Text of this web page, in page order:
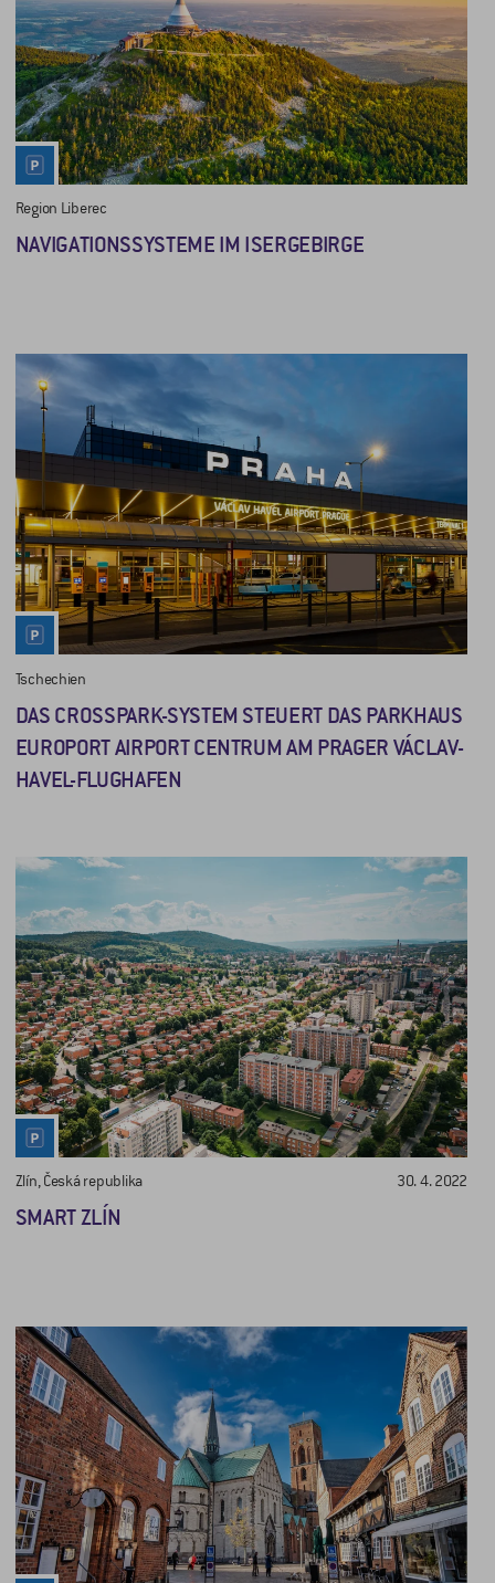
Region Liberec
NAVIGATIONSSYSTEME IM ISERGEBIRGE
Tschechien
DAS CROSSPARK-SYSTEM STEUERT DAS PARKHAUS
EUROPORT AIRPORT CENTRUM AM PRAGER VÁCLAV-
HAVEL-FLUGHAFEN
Zlín, Česká republika 30. 4. 2022
SMART ZLÍN